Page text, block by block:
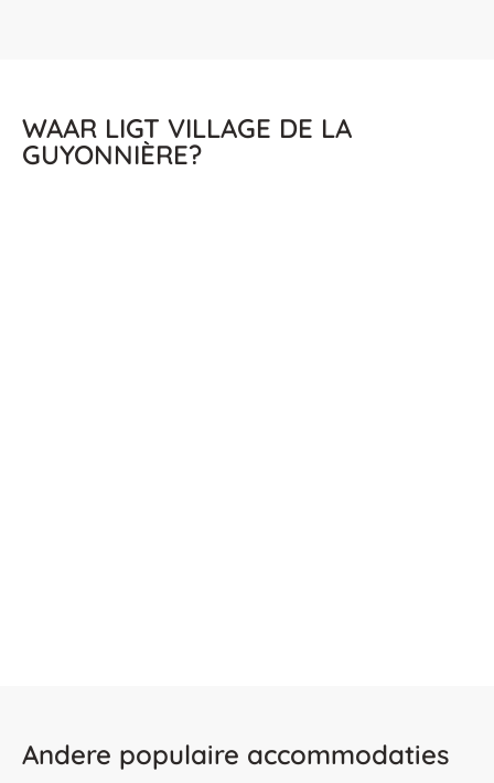
WAAR LIGT VILLAGE DE LA
GUYONNIÈRE?
Andere populaire accommodaties